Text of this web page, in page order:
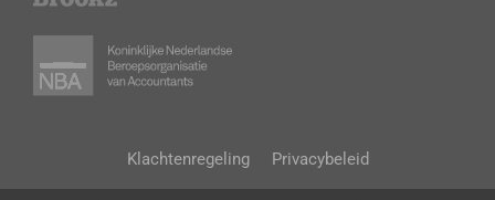
Klachtenregeling Privacybeleid